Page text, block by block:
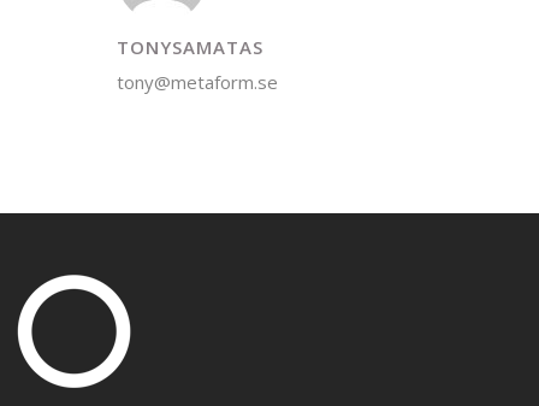
TONYSAMATAS
tony@metaform.se